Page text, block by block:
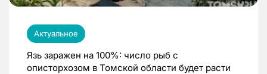
Актуальное
Язь заражен на 100%: число рыб с
описторхозом в Томской области будет расти